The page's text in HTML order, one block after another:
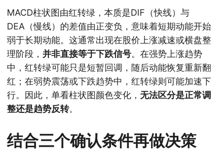
MACD柱状图由红转绿，本质是DIF（快线）与
DEA（慢线）的差值由正变负，意味着短期动能开始
弱于长期动能。这通常出现在股价上涨减速或横盘整
理阶段， 并非直接等于下跌信号。在强势上涨趋势
中，红转绿可能只是短暂回调，随后动能恢复重新翻
红；在弱势震荡或下跌趋势中，红转绿则可能加速下
行。因此，单看柱状图颜色变化， 无法区分是正常调
整还是趋势反转。
结合三个确认条件再做决策